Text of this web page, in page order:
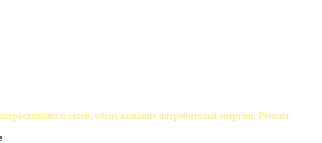
и сетей, обслуживание потребителей энергии. Ремонт